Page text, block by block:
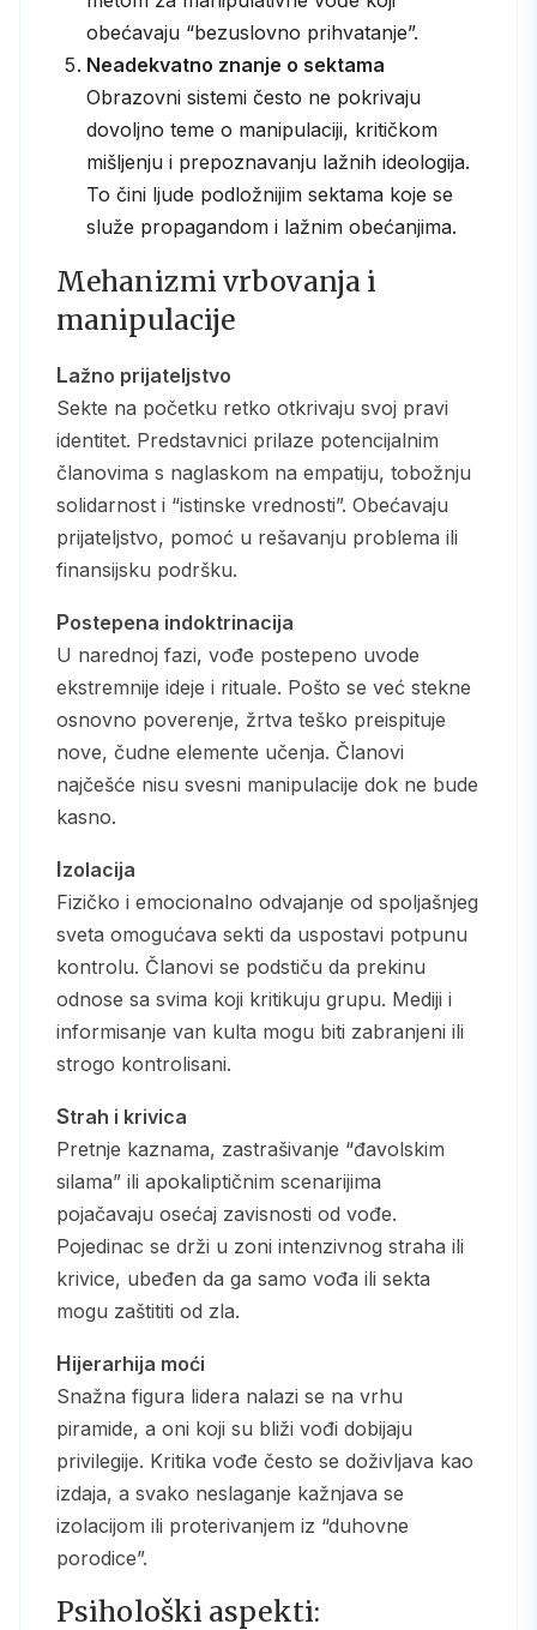
obećavaju “bezuslovno prihvatanje”.
Neadekvatno znanje o sektama
Obrazovni sistemi često ne pokrivaju
dovoljno teme o manipulaciji, kritičkom
mišljenju i prepoznavanju lažnih ideologija.
To čini ljude podložnijim sektama koje se
služe propagandom i lažnim obećanjima.
Mehanizmi vrbovanja i
manipulacije
Lažno prijateljstvo
Sekte na početku retko otkrivaju svoj pravi
identitet. Predstavnici prilaze potencijalnim
članovima s naglaskom na empatiju, tobožnju
solidarnost i “istinske vrednosti”. Obećavaju
prijateljstvo, pomoć u rešavanju problema ili
finansijsku podršku.
Postepena indoktrinacija
U narednoj fazi, vođe postepeno uvode
ekstremnije ideje i rituale. Pošto se već stekne
osnovno poverenje, žrtva teško preispituje
nove, čudne elemente učenja. Članovi
najčešće nisu svesni manipulacije dok ne bude
kasno.
Izolacija
Fizičko i emocionalno odvajanje od spoljašnjeg
sveta omogućava sekti da uspostavi potpunu
kontrolu. Članovi se podstiču da prekinu
odnose sa svima koji kritikuju grupu. Mediji i
informisanje van kulta mogu biti zabranjeni ili
strogo kontrolisani.
Strah i krivica
Pretnje kaznama, zastrašivanje “đavolskim
silama” ili apokaliptičnim scenarijima
pojačavaju osećaj zavisnosti od vođe.
Pojedinac se drži u zoni intenzivnog straha ili
krivice, ubeđen da ga samo vođa ili sekta
mogu zaštititi od zla.
Hijerarhija moći
Snažna figura lidera nalazi se na vrhu
piramide, a oni koji su bliži vođi dobijaju
privilegije. Kritika vođe često se doživljava kao
izdaja, a svako neslaganje kažnjava se
izolacijom ili proterivanjem iz “duhovne
porodice”.
Psihološki aspekti: